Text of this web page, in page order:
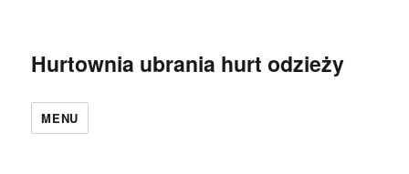
Hurtownia ubrania hurt odzieży
MENU